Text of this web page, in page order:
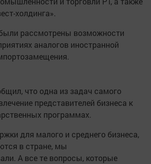
холдинга».
рассмотрены возможности
аналогов иностранной
что одна из задач самого
представителей бизнеса к
программах.
для малого и среднего бизнеса,
в стране, мы
А все те вопросы, которые